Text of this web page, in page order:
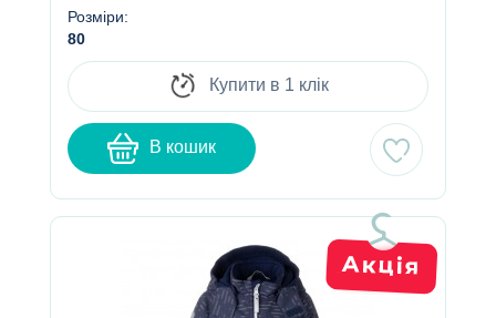
Розміри:
80
Купити в 1 клік
В кошик